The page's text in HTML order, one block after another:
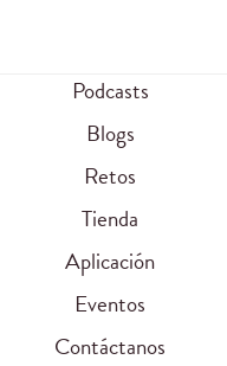
Podcasts
Blogs
Retos
Tienda
Aplicación
Eventos
Contáctanos